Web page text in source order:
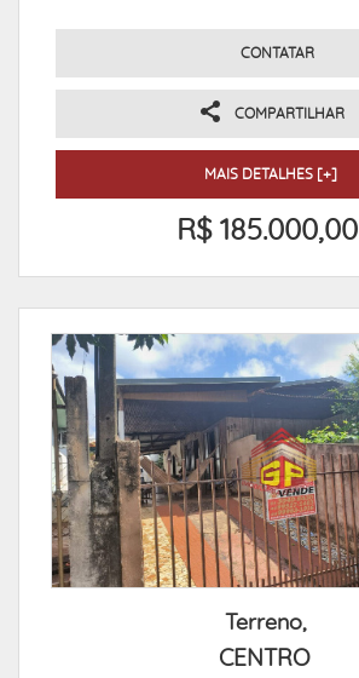
CONTATAR
COMPARTILHAR
MAIS DETALHES [+]
R$ 185.000,00
Terreno,
CENTRO